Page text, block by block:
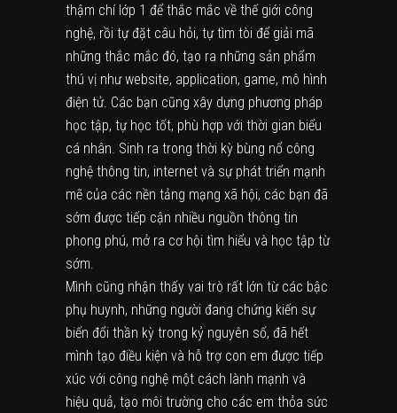
thậm chí lớp 1 để thắc mắc về thế giới công
nghệ, rồi tự đặt câu hỏi, tự tìm tòi để giải mã
những thắc mắc đó, tạo ra những sản phẩm
thú vị như website, application, game, mô hình
điện tử. Các bạn cũng xây dựng phương pháp
học tập, tự học tốt, phù hợp với thời gian biểu
cá nhân. Sinh ra trong thời kỳ bùng nổ công
nghệ thông tin, internet và sự phát triển mạnh
mẽ của các nền tảng mạng xã hội, các bạn đã
sớm được tiếp cận nhiều nguồn thông tin
phong phú, mở ra cơ hội tìm hiểu và học tập từ
sớm.
Mình cũng nhận thấy vai trò rất lớn từ các bậc
phụ huynh, những người đang chứng kiến sự
biến đổi thần kỳ trong kỷ nguyên số, đã hết
mình tạo điều kiện và hỗ trợ con em được tiếp
xúc với công nghệ một cách lành mạnh và
hiệu quả, tạo môi trường cho các em thỏa sức